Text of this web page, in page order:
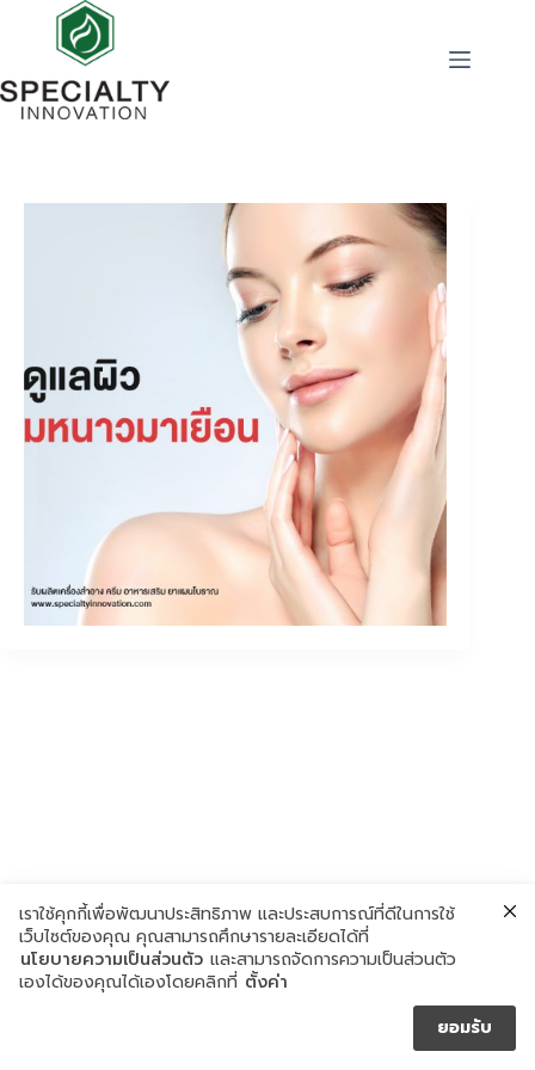
เราใช้คุกกี้เพื่อพัฒนาประสิทธิภาพ และประสบการณ์ที่ดีในการใช้
เว็บไซต์ของคุณ คุณสามารถศึกษารายละเอียดได้ที่
นโยบายความเป็นส่วนตัว และสามารถจัดการความเป็นส่วนตัว
เองได้ของคุณได้เองโดยคลิกที่ ตั้งค่า
ยอมรับ